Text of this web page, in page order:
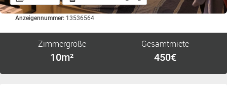
Anzeigennummer: 13536564
Zimmergröße
10m²
Gesamtmiete
450€